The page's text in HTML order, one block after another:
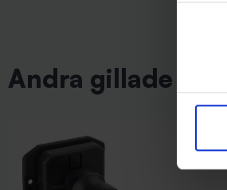
Andra gillade även